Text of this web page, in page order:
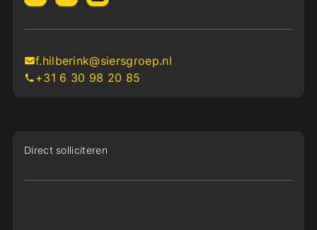
f.hilberink@siersgroep.nl
+31 6 30 98 20 85
Direct solliciteren